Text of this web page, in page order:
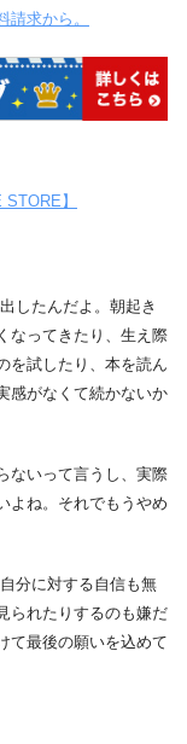
求から。
】
したんだよ。朝起き
なってきたり、生え際
を試したり、本を読ん
感がなくて続かないか
ないって言うし、実際
よね。それでもうやめ
分に対する自信も無
られたりするのも嫌だ
て最後の願いを込めて